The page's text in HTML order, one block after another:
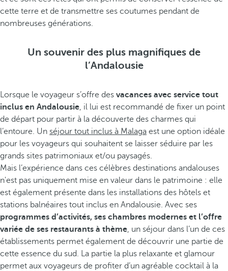
cette terre et de transmettre ses coutumes pendant de
nombreuses générations.
Un souvenir des plus magnifiques de
l’Andalousie
Lorsque le voyageur s’offre des vacances avec service tout
inclus en Andalousie, il lui est recommandé de fixer un point
de départ pour partir à la découverte des charmes qui
l’entoure. Un séjour tout inclus à Malaga est une option idéale
pour les voyageurs qui souhaitent se laisser séduire par les
grands sites patrimoniaux et/ou paysagés.
Mais l’expérience dans ces célèbres destinations andalouses
n'est pas uniquement mise en valeur dans le patrimoine : elle
est également présente dans les installations des hôtels et
stations balnéaires tout inclus en Andalousie. Avec ses
programmes d’activités, ses chambres modernes et l’offre
variée de ses restaurants à thème, un séjour dans l’un de ces
établissements permet également de découvrir une partie de
cette essence du sud. La partie la plus relaxante et glamour
permet aux voyageurs de profiter d’un agréable cocktail à la